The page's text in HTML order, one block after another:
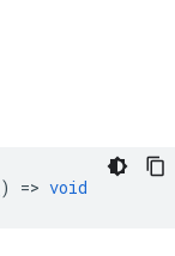
) => void